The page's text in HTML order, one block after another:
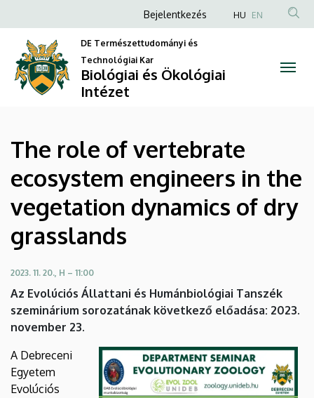
role
of
vertebrate
engineers
in
the
vegetation
dynamics
of
dry
grasslands
a
tartalomra
Anonim
Felhasználói
fiók
menüje
Bejelentkezés HU EN
DE Természettudományi és
Technológiai Kar
Biológiai és Ökológiai
Intézet
The role of vertebrate
ecosystem engineers in the
vegetation dynamics of dry
grasslands
2023. 11. 20., H – 11:00
Az Evolúciós Állattani és Humánbiológiai Tanszék
szeminárium sorozatának következő előadása: 2023.
november 23.
A Debreceni
Egyetem
Evolúciós